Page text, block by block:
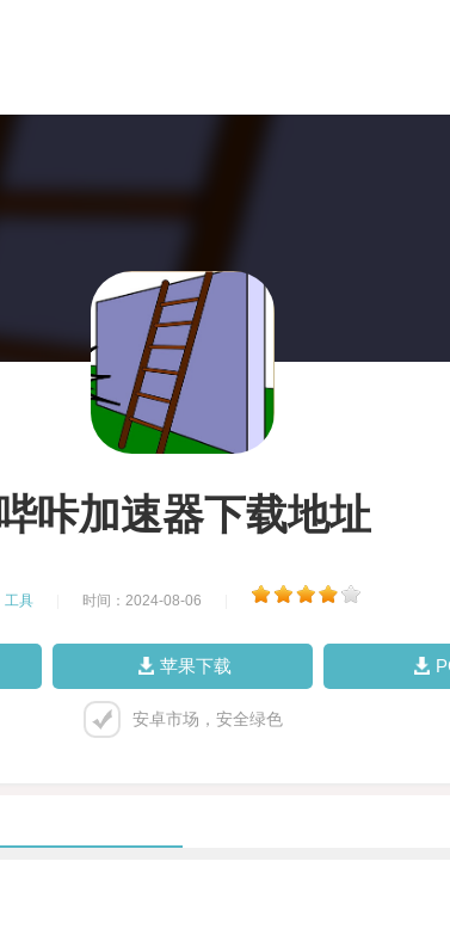
哔咔加速器下载地址
工具 时间：2024-08-06
苹果下载
安卓市场，安全绿色